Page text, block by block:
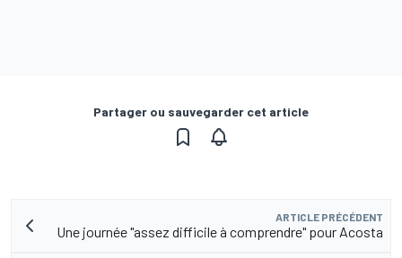
Partager ou sauvegarder cet article
ARTICLE PRÉCÉDENT
Une journée "assez difficile à comprendre" pour Acosta